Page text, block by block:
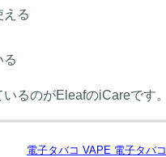
える
る
るのがEleafのiCareです
電子タバコ VAPE 電子タバ